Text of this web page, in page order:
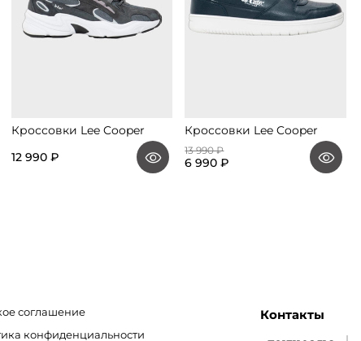
Кроссовки Lee Cooper
12 990 ₽
Кроссовки Lee Cooper
13 990 ₽
6 990 ₽
соглашение
конфиденциальности
Контакты